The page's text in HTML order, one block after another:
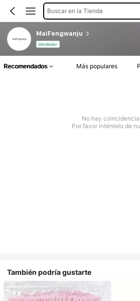
Buscar en la Tienda
MaiFengwanju
Vendedor
Recomendados Más populares
No hay
Por favor inténtelo de
También podría gustarte